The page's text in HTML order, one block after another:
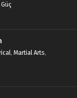
, Martial Arts,